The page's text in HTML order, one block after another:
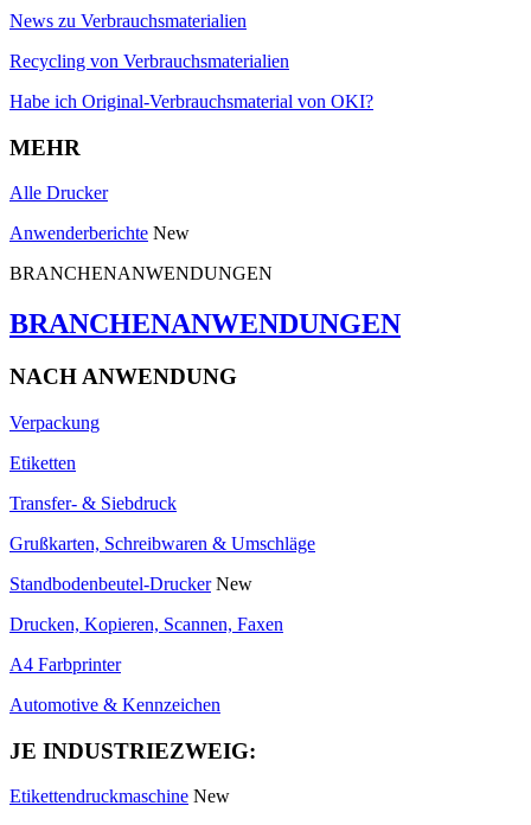
News zu Verbrauchsmaterialien
Recycling von Verbrauchsmaterialien
Habe ich Original-Verbrauchsmaterial von OKI?
MEHR
Alle Drucker
Anwenderberichte New
BRANCHENANWENDUNGEN
BRANCHENANWENDUNGEN
NACH ANWENDUNG
Verpackung
Etiketten
Transfer- & Siebdruck
Grußkarten, Schreibwaren & Umschläge
Standbodenbeutel-Drucker New
Drucken, Kopieren, Scannen, Faxen
A4 Farbprinter
Automotive & Kennzeichen
JE INDUSTRIEZWEIG:
Etikettendruckmaschine New